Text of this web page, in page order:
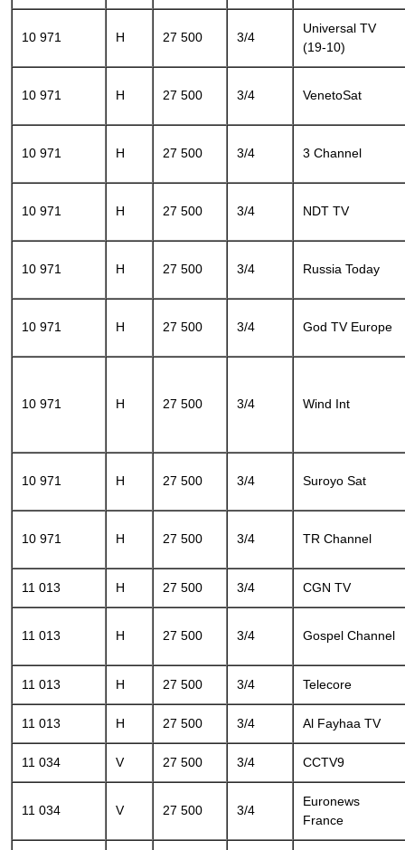
10 971 H 27 500 3/4
Universal TV
(19-10)
10 971 H 27 500 3/4 VenetoSat
10 971 H 27 500 3/4 3 Channel
10 971 H 27 500 3/4 NDT TV
10 971 H 27 500 3/4 Russia Today
10 971 H 27 500 3/4 God TV Europe
10 971 H 27 500 3/4 Wind Int
10 971 H 27 500 3/4 Suroyo Sat
10 971 H 27 500 3/4 TR Channel
11 013 H 27 500 3/4 CGN TV
11 013 H 27 500 3/4 Gospel Channel
11 013 H 27 500 3/4 Telecore
11 013 H 27 500 3/4 Al Fayhaa TV
11 034 V 27 500 3/4 CCTV9
11 034 V 27 500 3/4
Euronews
France